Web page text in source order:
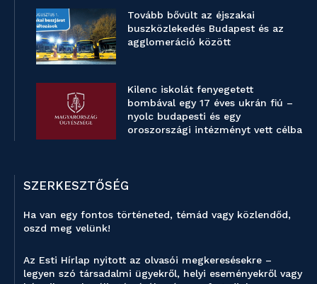
Tovább bővült az éjszakai
buszközlekedés Budapest és az
agglomeráció között
Kilenc iskolát fenyegetett
bombával egy 17 éves ukrán fiú –
nyolc budapesti és egy
oroszországi intézményt vett célba
SZERKESZTŐSÉG
Ha van egy fontos történeted, témád vagy közlendőd,
oszd meg velünk!
Az Esti Hírlap nyitott az olvasói megkeresésekre –
legyen szó társadalmi ügyekről, helyi eseményekről vagy